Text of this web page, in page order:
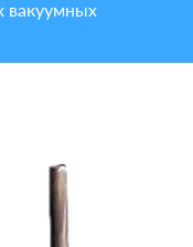
вакуумных